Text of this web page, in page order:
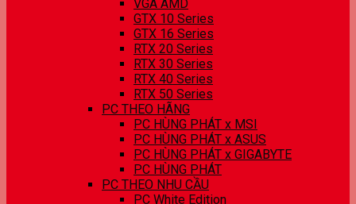
VGA AMD
GTX 10 Series
GTX 16 Series
RTX 20 Series
RTX 30 Series
RTX 40 Series
RTX 50 Series
PC THEO HÃNG
PC HÙNG PHÁT x MSI
PC HÙNG PHÁT x ASUS
PC HÙNG PHÁT x GIGABYTE
PC HÙNG PHÁT
PC THEO NHU CẦU
PC White Edition